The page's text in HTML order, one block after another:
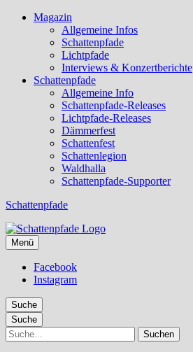
Magazin
Allgemeine Infos
Schattenpfade
Lichtpfade
Interviews & Konzertberichte
Schattenpfade
Allgemeine Info
Schattenpfade-Releases
Lichtpfade-Releases
Dämmerfest
Schattenfest
Schattenlegion
Waldhalla
Schattenpfade-Supporter
Schattenpfade
Menü
Facebook
Instagram
Suche
Suche
Suche